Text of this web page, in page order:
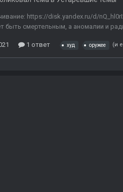
https://disk.yandex.ru/d/
быть смертельным, а аномалии и
1 ответ худ оружее (и